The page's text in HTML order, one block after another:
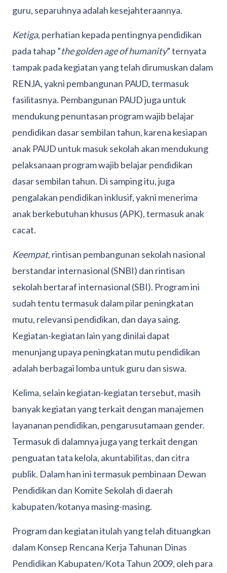
guru, separuhnya adalah kesejahteraannya.
Ketiga, perhatian kepada pentingnya pendidikan
pada tahap ”the golden age of humanity” ternyata
tampak pada kegiatan yang telah dirumuskan dalam
RENJA, yakni pembangunan PAUD, termasuk
fasilitasnya. Pembangunan PAUD juga untuk
mendukung penuntasan program wajib belajar
pendidikan dasar sembilan tahun, karena kesiapan
anak PAUD untuk masuk sekolah akan mendukung
pelaksanaan program wajib belajar pendidikan
dasar sembilan tahun. Di samping itu, juga
pengalakan pendidikan inklusif, yakni menerima
anak berkebutuhan khusus (APK), termasuk anak
cacat.
Keempat, rintisan pembangunan sekolah nasional
berstandar internasional (SNBI) dan rintisan
sekolah bertaraf internasional (SBI). Program ini
sudah tentu termasuk dalam pilar peningkatan
mutu, relevansi pendidikan, dan daya saing.
Kegiatan-kegiatan lain yang dinilai dapat
menunjang upaya peningkatan mutu pendidikan
adalah berbagai lomba untuk guru dan siswa.
Kelima, selain kegiatan-kegiatan tersebut, masih
banyak kegiatan yang terkait dengan manajemen
layananan pendidikan, pengarusutamaan gender.
Termasuk di dalamnya juga yang terkait dengan
penguatan tata kelola, akuntabilitas, dan citra
publik. Dalam han ini termasuk pembinaan Dewan
Pendidikan dan Komite Sekolah di daerah
kabupaten/kotanya masing-masing.
Program dan kegiatan itulah yang telah dituangkan
dalam Konsep Rencana Kerja Tahunan Dinas
Pendidikan Kabupaten/Kota Tahun 2009, oleh para